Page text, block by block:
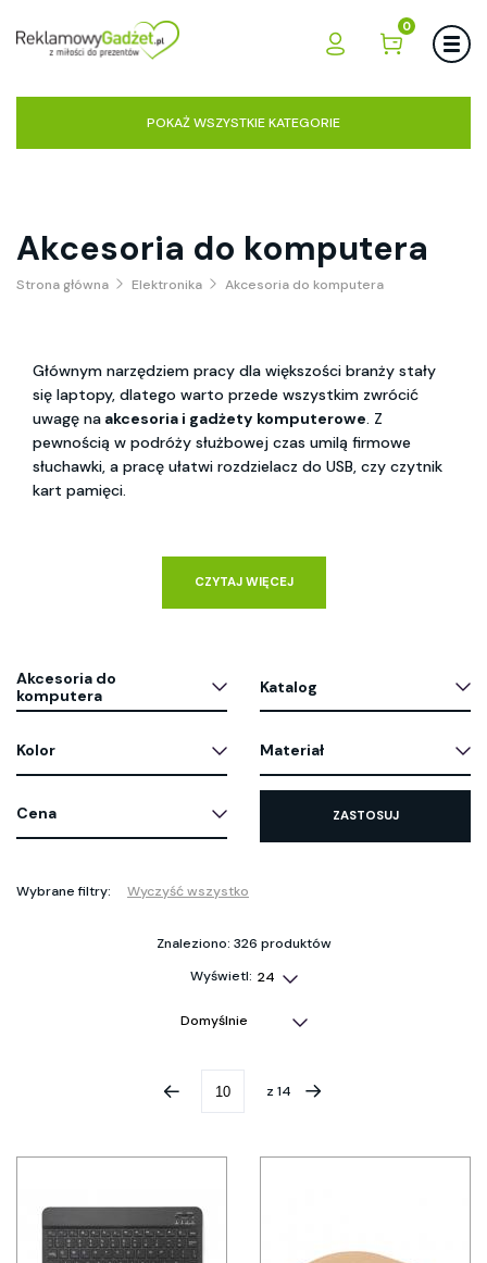
0
POKAŻ WSZYSTKIE KATEGORIE
Akcesoria do komputera
Strona główna Elektronika Akcesoria do komputera
Głównym narzędziem pracy dla większości branży stały
się laptopy, dlatego warto przede wszystkim zwrócić
uwagę na akcesoria i gadżety komputerowe. Z
pewnością w podróży służbowej czas umilą firmowe
słuchawki, a pracę ułatwi rozdzielacz do USB, czy czytnik
kart pamięci.
CZYTAJ WIĘCEJ
Akcesoria do
komputera
Katalog
Kolor Materiał
Cena ZASTOSUJ
Wybrane filtry: Wyczyść wszystko
Znaleziono: 326 produktów
Wyświetl:
z 14